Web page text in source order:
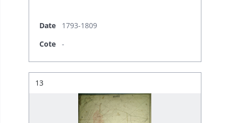
Date
1793-1809
Cote
-
Résultat n°
13